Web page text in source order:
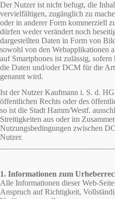
Der Nutzer ist nicht befugt, die
vervielfältigen, zugänglich zu
oder in anderer Form kommerziell
dürfen weder verändert noch
dargestellten Daten in Form von
sowohl von den Webapplikationen
auf Smartphones ist zulässig,
die Daten und/oder DCM für die
genannt wird.
Ist der Nutzer Kaufmann i. S. d.
öffentlichen Rechts oder des
so ist die Stadt Hamm/Westf.
Streitigkeiten aus oder im
Nutzungsbedingungen zwischen
Nutzer.
1. Informationen zum
Alle Informationen dieser Web-
Anspruch auf Richtigkeit,